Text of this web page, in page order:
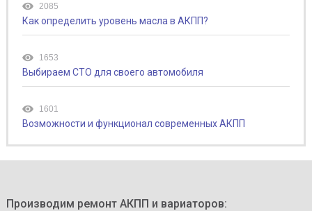
2085
Как определить уровень масла в АКПП?
1653
Выбираем СТО для своего автомобиля
1601
Возможности и функционал современных АКПП
Производим ремонт АКПП и вариаторов: